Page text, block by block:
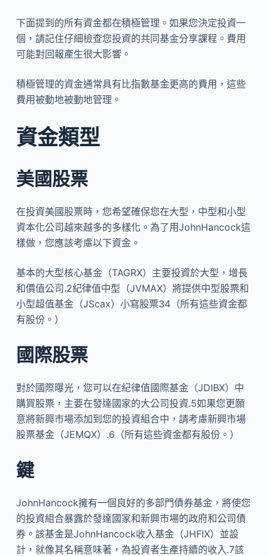
下面提到的所有資金都在積極管理。如果您決定投資一
個，請記住仔細檢查您投資的共同基金分享課程。費用
可能對回報產生很大影響。
積極管理的資金通常具有比指數基金更高的費用，這些
費用被動地被動地管理。
資金類型
美國股票
在投資美國股票時，您希望確保您在大型，中型和小型
資本化公司越來越多的多樣化。為了用JohnHancock這
樣做，您應該考慮以下資金。
基本的大型核心基金（TAGRX）主要投資於大型，增長
和價值公司.2紀律值中型（JVMAX）將提供中型股票和
小型超值基金（JScax）小寫股票34（所有這些資金都
有股份。）
國際股票
對於國際曝光，您可以在紀律值國際基金（JDIBX）中
購買股票，主要在發達國家的大公司投資.5如果您更願
意將新興市場添加到您的投資組合中，請考慮新興市場
股票基金（JEMQX）.6（所有這些資金都有股份。）
鍵
JohnHancock擁有一個良好的多部門債券基金，將使您
的投資組合暴露於發達國家和新興市場的政府和公司債
券。該基金是JohnHancock收入基金（JHFIX）並設
計，就像其名稱意味著，為投資者生產持續的收入.7該